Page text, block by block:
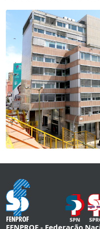
FENPROF - Federação